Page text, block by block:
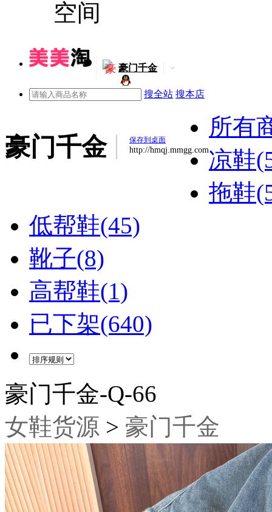
豪 豪门千金
搜全站 搜本店
豪门千金 保存到桌面
http://hmqj.mmgg.com
所有
凉鞋
拖鞋
低帮鞋(45)
靴子(8)
高帮鞋(1)
已下架(640)
豪门千金-Q-66
女鞋货源 > 豪门千金